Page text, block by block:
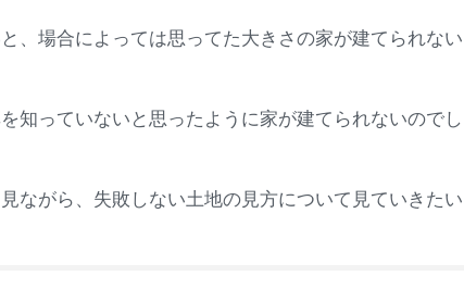
、場合によっては思ってた大きさの家が建てられない
知っていないと思ったように家が建てられないのでし
ながら、失敗しない土地の見方について見ていきたい